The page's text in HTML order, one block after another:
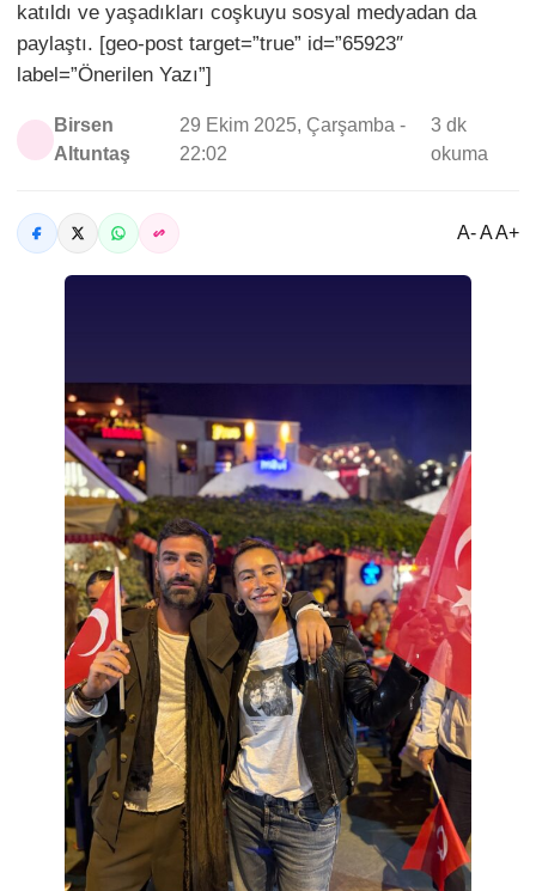
katıldı ve yaşadıkları coşkuyu sosyal medyadan da
paylaştı. [geo-post target=”true” id=”65923″
label=”Önerilen Yazı”]
Birsen
Altuntaş
29 Ekim 2025, Çarşamba -
22:02
3 dk
okuma
A- A A+